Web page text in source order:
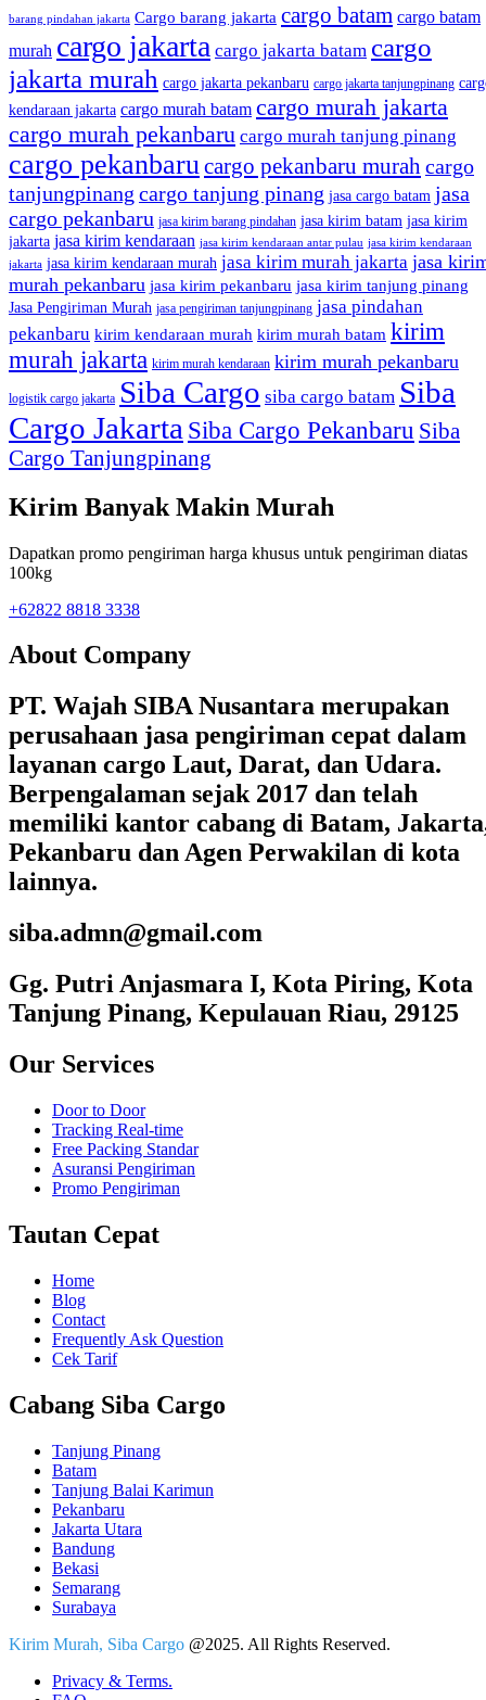
barang pindahan jakarta Cargo barang jakarta cargo batam cargo batam
murah cargo jakarta cargo jakarta batam cargo
jakarta murah cargo jakarta pekanbaru cargo jakarta tanjungpinang
kendaraan jakarta cargo murah batam cargo murah jakarta
cargo murah pekanbaru cargo murah tanjung pinang
cargo pekanbaru cargo pekanbaru murah cargo
tanjungpinang cargo tanjung pinang jasa cargo batam jasa
cargo pekanbaru jasa kirim barang pindahan jasa kirim batam jasa kirim
jakarta jasa kirim kendaraan jasa kirim kendaraan antar pulau jasa kirim kendaraan
jakarta jasa kirim kendaraan murah jasa kirim murah jakarta jasa
murah pekanbaru jasa kirim pekanbaru jasa kirim tanjung pinang
Jasa Pengiriman Murah jasa pengiriman tanjungpinang jasa pindahan
pekanbaru kirim kendaraan murah kirim murah batam kirim
murah jakarta kirim murah kendaraan kirim murah pekanbaru
logistik cargo jakarta Siba Cargo siba cargo batam Siba
Cargo Jakarta Siba Cargo Pekanbaru Siba
Cargo Tanjungpinang
Kirim Banyak Makin Murah
Dapatkan promo pengiriman harga khusus untuk pengiriman diatas
100kg
+62822 8818 3338
About Company
PT. Wajah SIBA Nusantara merupakan
perusahaan jasa pengiriman cepat dalam
layanan cargo Laut, Darat, dan Udara.
Berpengalaman sejak 2017 dan telah
memiliki kantor cabang di Batam,
Pekanbaru dan Agen Perwakilan di kota
lainnya.
siba.admn@gmail.com
Gg. Putri Anjasmara I, Kota Piring, Kota
Tanjung Pinang, Kepulauan Riau, 29125
Our Services
Door to Door
Tracking Real-time
Free Packing Standar
Asuransi Pengiriman
Promo Pengiriman
Tautan Cepat
Home
Blog
Contact
Frequently Ask Question
Cek Tarif
Cabang Siba Cargo
Tanjung Pinang
Batam
Tanjung Balai Karimun
Pekanbaru
Jakarta Utara
Bandung
Bekasi
Semarang
Surabaya
Kirim Murah, Siba Cargo @2025. All Rights Reserved.
Privacy & Terms.